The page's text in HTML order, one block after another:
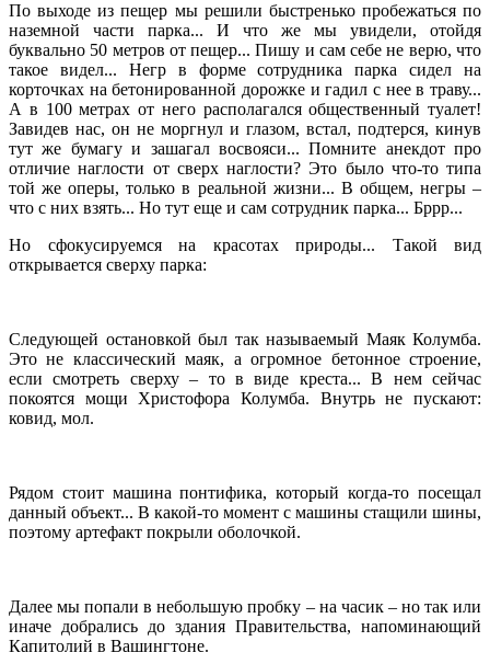
По выходе из пещер мы решили быстренько пробежаться по
наземной части парка... И что же мы увидели, отойдя
буквально 50 метров от пещер... Пишу и сам себе не верю, что
такое видел... Негр в форме сотрудника парка сидел на
корточках на бетонированной дорожке и гадил с нее в траву...
А в 100 метрах от него располагался общественный туалет!
Завидев нас, он не моргнул и глазом, встал, подтерся, кинув
тут же бумагу и зашагал восвояси... Помните анекдот про
отличие наглости от сверх наглости? Это было что-то типа
той же оперы, только в реальной жизни... В общем, негры –
что с них взять... Но тут еще и сам сотрудник парка... Бррр...
Но сфокусируемся на красотах природы... Такой вид
открывается сверху парка:
Следующей остановкой был так называемый Маяк Колумба.
Это не классический маяк, а огромное бетонное строение,
если смотреть сверху – то в виде креста... В нем сейчас
покоятся мощи Христофора Колумба. Внутрь не пускают:
ковид, мол.
Рядом стоит машина понтифика, который когда-то посещал
данный объект... В какой-то момент с машины стащили шины,
поэтому артефакт покрыли оболочкой.
Далее мы попали в небольшую пробку – на часик – но так или
иначе добрались до здания Правительства, напоминающий
Капитолий в Вашингтоне.